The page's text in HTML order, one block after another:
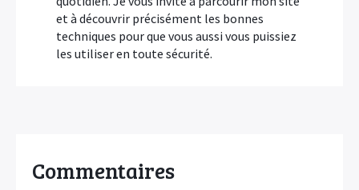
et à découvrir précisément les bonnes
techniques pour que vous aussi vous puissiez
les utiliser en toute sécurité.
Commentaires